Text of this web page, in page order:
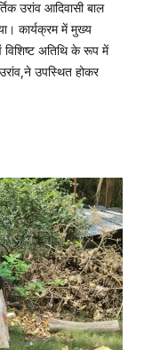
उरांव आदिवासी बाल
कार्यक्रम में मुख्य
अतिथि के रूप में
उपस्थित होकर